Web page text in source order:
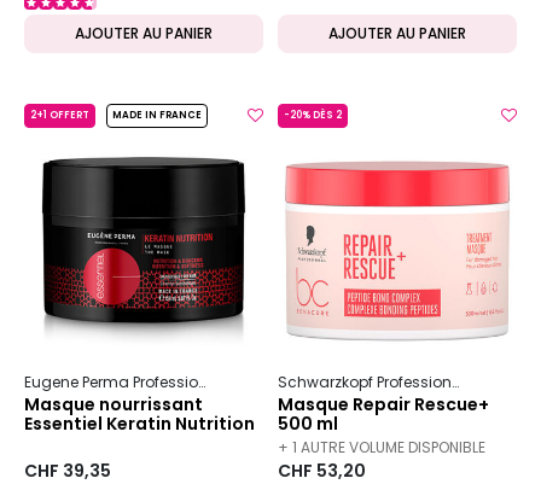
AJOUTER AU PANIER AJOUTER AU PANIER
2+1 OFFERT MADE IN FRANCE
Eugene Perma Professionnel Essentiel Keratin Nutrition
Masque nourrissant
Essentiel Keratin Nutrition
CHF 39,35
-20% DÈS 2
Schwarzkopf Professional
Masque Repair Rescue+
500 ml
+ 1 AUTRE VOLUME DISPONIBLE
CHF 53,20